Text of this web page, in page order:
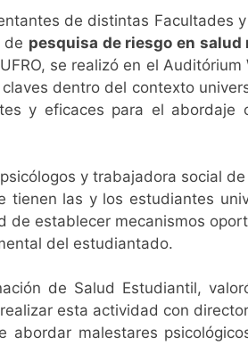
de distintas Facultades
de pesquisa de riesgo en salud
se realizó en el
dentro del contexto
y eficaces para el
y trabajadora social
tienen las y los estudiantes
de establecer mecanismos
del estudiantado.
de Salud Estudiantil,
esta actividad con
abordar malestares